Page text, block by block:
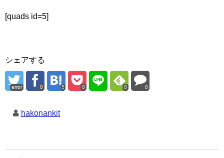
[quads id=5]
シェアする
error 0 0 0 0
hakonankit